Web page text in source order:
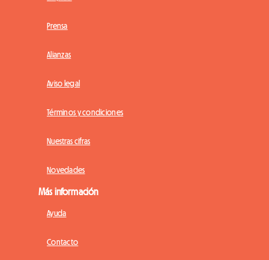
Prensa
Alianzas
Aviso legal
Términos y condiciones
Nuestras cifras
Novedades
Más información
Ayuda
Contacto